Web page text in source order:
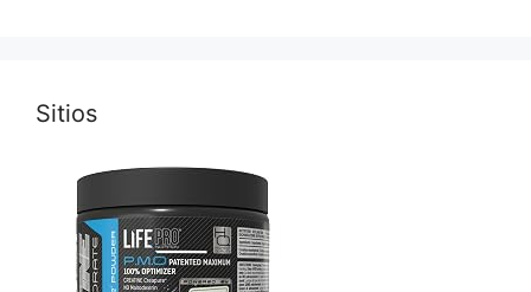
Sitios